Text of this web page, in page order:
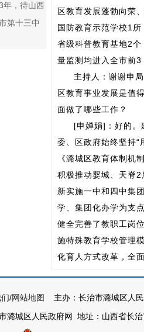
年，待山西
第十三中
区教育发展蓬勃向荣
国防教育示范学校1
省级科普教育基地2
量监测均进入全市前3
主持人：谢谢申
区教育事业发展是值
面做了哪些工作？
[申婵娟]：好的。
委、区政府始终坚持“
《潞城区教育体制机
积极推动婴城、天脊
新实施一中和四中集
学、集团化办学为支
健全完善了教职工岗
施特殊教育学校管理
化育人方式改革，全
主持人：听了申
/网站地图
主办：长治市潞城区人
潞城区人民政府网 地址：山西省长